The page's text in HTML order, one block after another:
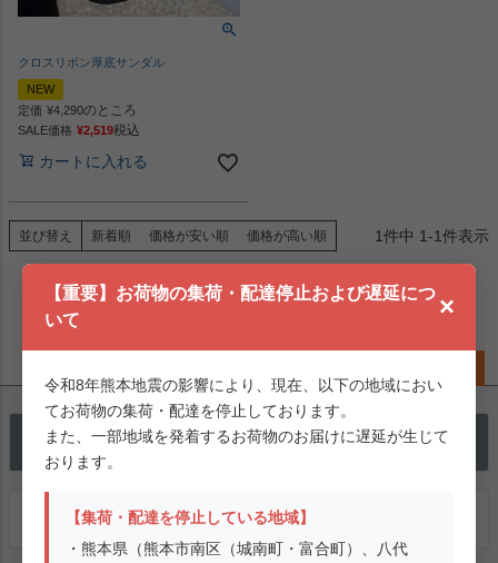
【重要】お荷物の集荷・配達停止および遅延につ
いて
×
令和8年熊本地震の影響により、現在、以下の地域におい
てお荷物の集荷・配達を停止しております。
また、一部地域を発着するお荷物のお届けに遅延が生じて
おります。
【集荷・配達を停止している地域】
・熊本県（熊本市南区（城南町・富合町）、八代
クロスリボン厚底サンダル
NEW
定価 ¥4,290のところ
SALE価格 ¥2,519税込
カートに入れる
並び替え 新着順 価格が安い順 価格が高い順 1件中 1-1件表示
新規会員登録で500ポイントプレゼント
送料600円(北海道・沖縄を除く) 5500円以上